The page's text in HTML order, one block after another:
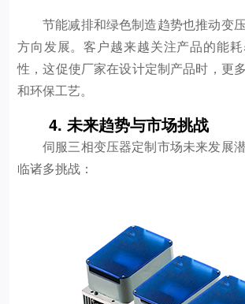
节能减排和绿色制造趋势也推动变
方向发展。客户越来越关注产品的能
性，这促使厂家在设计定制产品时，更
和环保工艺。
4. 未来趋势与市场挑战
伺服三相变压器定制市场未来发展
临诸多挑战：